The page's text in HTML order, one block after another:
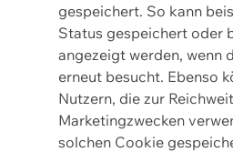
gespeichert. So kann
Status gespeichert oder
angezeigt werden, wenn
erneut besucht. Ebenso
Nutzern, die zur
Marketingzwecken
solchen Cookie